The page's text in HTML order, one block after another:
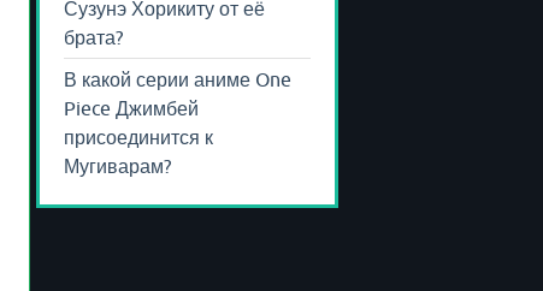
Сузунэ Хорикиту от её
брата?
В какой серии аниме One
Piece Джимбей
присоединится к
Мугиварам?